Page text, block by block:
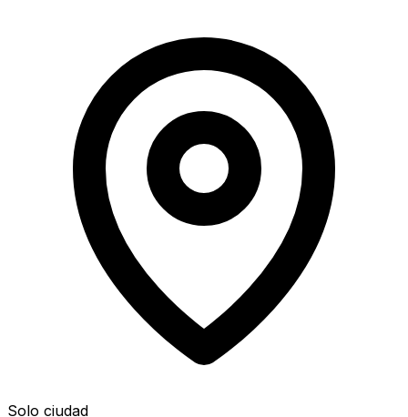
Solo ciudad